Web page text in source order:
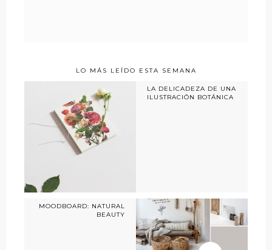
LO MÁS LEÍDO ESTA SEMANA
LA DELICADEZA DE UNA
ILUSTRACIÓN BOTÁNICA
MOODBOARD: NATURAL
BEAUTY